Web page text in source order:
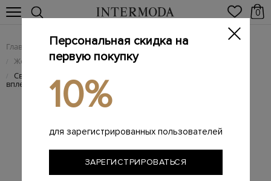
0
Главная Женщинам / Женская одежда
/ Женский трикотаж
/ Свитер из мягкой шерсти, кашемира и альпаки с
вплетенными пайетками
Персональная скидка на
первую покупку
10%
для зарегистрированных пользователей
ЗАРЕГИСТРИРОВАТЬСЯ